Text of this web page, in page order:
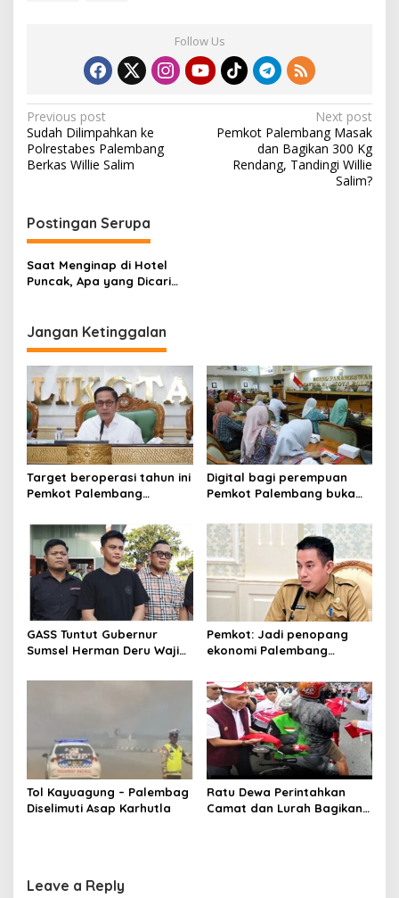
Follow Us
P
o
s
n
a
v
g
a
t
i
o
n
Previous post
Sudah Dilimpahkan ke
Polrestabes Palembang
Berkas Willie Salim
Next post
Pemkot Palembang Masak
dan Bagikan 300 Kg
Rendang, Tandingi Willie
Salim?
Postingan Serupa
Saat Menginap di Hotel
Puncak, Apa yang Dicari
Jangan Ketinggalan
Target beroperasi tahun ini
Pemkot Palembang
proyek PSEL
Digital bagi perempuan
Pemkot Palembang buka
GASS Tuntut Gubernur
Sumsel Herman Deru Wajib
Pemkot: Jadi penopang
ekonomi Palembang
Tol Kayuagung – Palembag
Diselimuti Asap Karhutla
Ratu Dewa Perintahkan
Camat dan Lurah Bagikan
Leave a Reply